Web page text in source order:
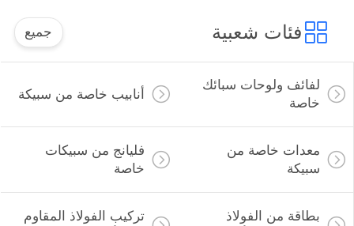
فئات شعبية جميع
لفائف ولوحات سبائك
خاصة
أنابيب خاصة من سبيكة
معدات خاصة من
سبيكة
فليانج من سبيكات
خاصة
بطاقة من الفولاذ
تركيب الفولاذ المقاوم